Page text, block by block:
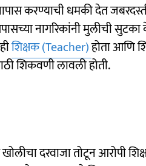
करण्याची धमकी देत
नागरिकांनी मुलीची सुटका
शिक्षक (Teacher)होता आणि
शिकवणी लावली होती.
दरवाजा तोटून आरोपी